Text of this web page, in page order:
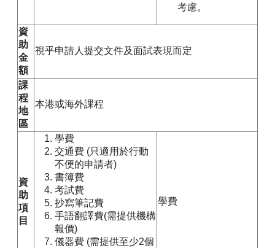
考慮。
資
助
金
額
視乎申請人提交文件及面試表現而定
課
程
地
區
本港或海外課程
資
助
項
目
學費
交通費 (只適用於行動
不便的申請者)
書簿費
考試費
抄寫筆記費
手語翻譯費(需提供機構
報價)
儀器費 (需提供至少2個
學費